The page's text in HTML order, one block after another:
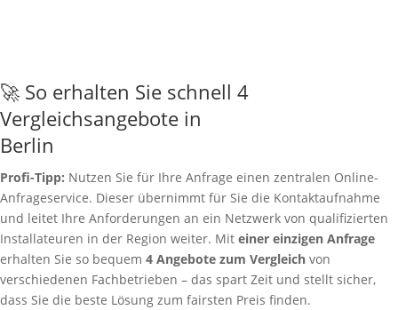
🚀 So erhalten Sie schnell 4
Vergleichsangebote in
Berlin
Profi-Tipp: Nutzen Sie für Ihre Anfrage einen zentralen Online-
Anfrageservice. Dieser übernimmt für Sie die Kontaktaufnahme
und leitet Ihre Anforderungen an ein Netzwerk von qualifizierten
Installateuren in der Region weiter. Mit einer einzigen Anfrage
erhalten Sie so bequem 4 Angebote zum Vergleich von
verschiedenen Fachbetrieben – das spart Zeit und stellt sicher,
dass Sie die beste Lösung zum fairsten Preis finden.